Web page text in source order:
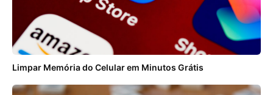
Limpar Memória do Celular em Minutos Grátis